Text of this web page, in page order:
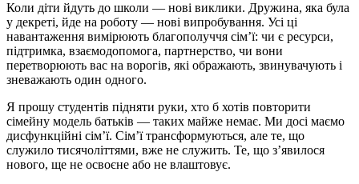
Коли діти йдуть до школи — нові виклики. Дружина, яка була
у декреті, йде на роботу — нові випробування. Усі ці
навантаження вимірюють благополуччя сім’ї: чи є ресурси,
підтримка, взаємодопомога, партнерство, чи вони
перетворюють вас на ворогів, які ображають, звинувачують і
зневажають один одного.
Я прошу студентів підняти руки, хто б хотів повторити
сімейну модель батьків — таких майже немає. Ми досі маємо
дисфункційні сім’ї. Сім’ї трансформуються, але те, що
служило тисячоліттями, вже не служить. Те, що з’явилося
нового, ще не освоєне або не влаштовує.